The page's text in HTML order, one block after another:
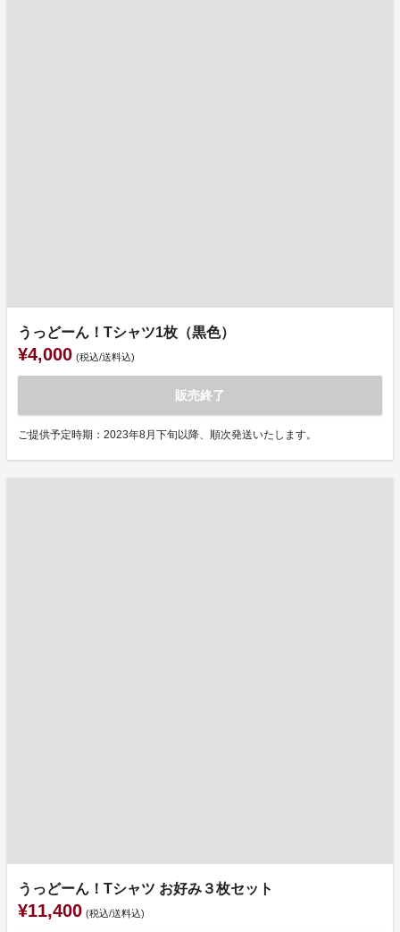
うっどーん！Tシャツ1枚（黒色）
¥4,000 (税込/送料込)
販売終了
ご提供予定時期：2023年8月下旬以降、順次発送いたします。
うっどーん！Tシャツ お好み３枚セット
¥11,400 (税込/送料込)